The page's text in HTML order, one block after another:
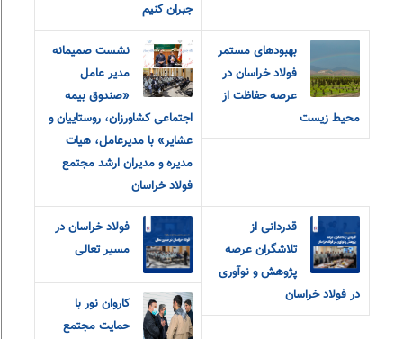
جبران کنیم
بهبودهای مستمر
فولاد خراسان در
عرصه حفاظت از
محیط زیست
نشست صمیمانه
مدیر عامل
«صندوق بیمه
اجتماعی کشاورزان، روستاییان و
عشایر» با مدیرعامل، هیات
مدیره و مدیران ارشد مجتمع
فولاد خراسان
قدردانی از
تلاشگران عرصه
پژوهش و نوآوری
در فولاد خراسان
فولاد خراسان در
مسیر تعالی
کاروان نور با
حمایت مجتمع